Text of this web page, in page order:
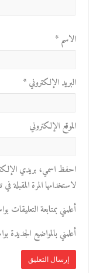
الاسم*
البريد الإلكتروني*
الموقع الإلكتروني
احفظ اسمي، بريدي
لاستخدامها المرة المقبلة في
أعلمني بمتابعة التعليقات
أعلمني بالمواضيع الجديدة